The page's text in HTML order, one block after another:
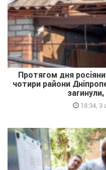
Протягом дня
чотири райони
18:34, 3